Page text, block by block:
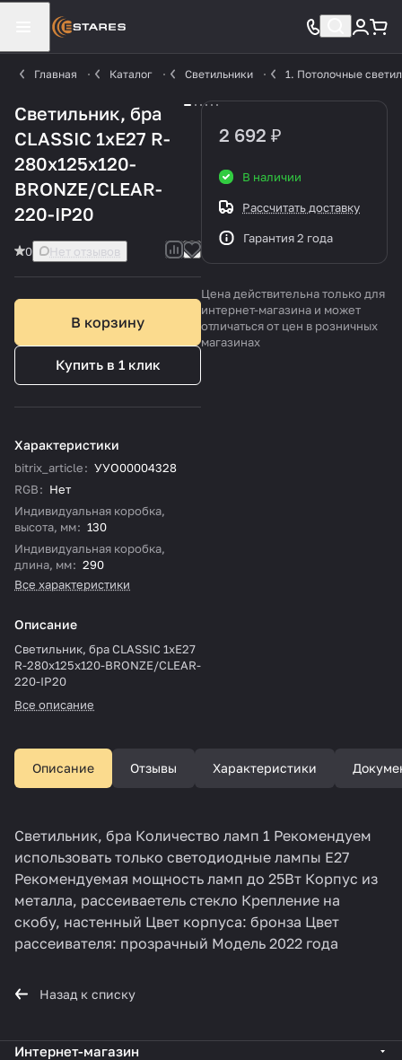
Главная Каталог Светильники 1. Потолочные
Cветильник, бра
CLASSIC 1xE27 R-
280x125x120-
BRONZE/CLEAR-
220-IP20
0 Нет отзывов
В корзину
Купить в 1 клик
Характеристики
bitrix_article: УУО00004328
RGB: Нет
Индивидуальная коробка,
высота, мм: 130
Индивидуальная коробка,
длина, мм: 290
Все характеристики
Описание
Cветильник, бра CLASSIC 1xE27
R-280x125x120-BRONZE/CLEAR-
220-IP20
Все описание
2 692 ₽
В наличии
Рассчитать доставку
Гарантия 2 года
Цена действительна только для
интернет-магазина и может
отличаться от цен в розничных
магазинах
Описание Отзывы Характеристики
Светильник, бра Количество ламп 1 Рекомендуем
использовать только светодиодные лампы E27
Рекомендуемая мощность ламп до 25Вт Корпус из
металла, рассеиваетель стекло Крепление на
скобу, настенный Цвет корпуса: бронза Цвет
рассеивателя: прозрачный Модель 2022 года
Назад к списку
Интернет-магазин